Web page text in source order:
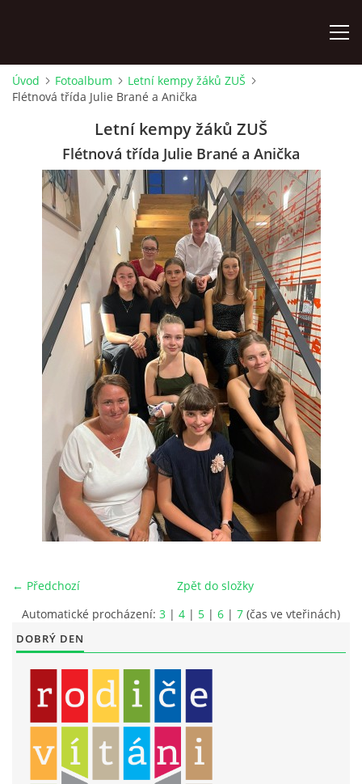
ÚVOD
KONTAKTY
ZAMĚSTNANCI
HUDEBNÍ OBOR
SOUBORY
VÝTVARNÝ OBOR
LITERÁRNĚ DRAMATICKÝ OBOR
DĚTSKÁ UMĚLECKÁ DÍLNA
PRAVIDLA PRO VEŘEJNÉ AKCE ZUŠ STAŇKOV
ÚSPĚCHY NAŠICH ŽÁKŮ
PŘIJÍMACÍ TALENTOVÉ ZKOUŠKY
ÚŘEDNÍ DESKA
PARTNEŘI ZUŠ STAŇKOV
ELEKTRONICKÁ PODATELNA
Úvod Fotoalbum
Letní kempy žáků ZUŠ
Flétnová třída Julie Brané a Anička
Letní kempy žáků ZUŠ
Flétnová třída Julie Brané a Anička
← Předchozí
Zpět do složky
Automatické procházení: 3 | 4 | 5 | 6 | 7 (čas ve vteřinách)
DOBRÝ DEN